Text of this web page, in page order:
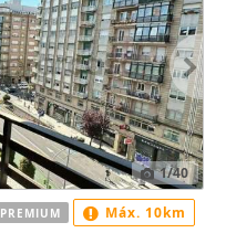
1/40
PREMIUM Máx. 10km